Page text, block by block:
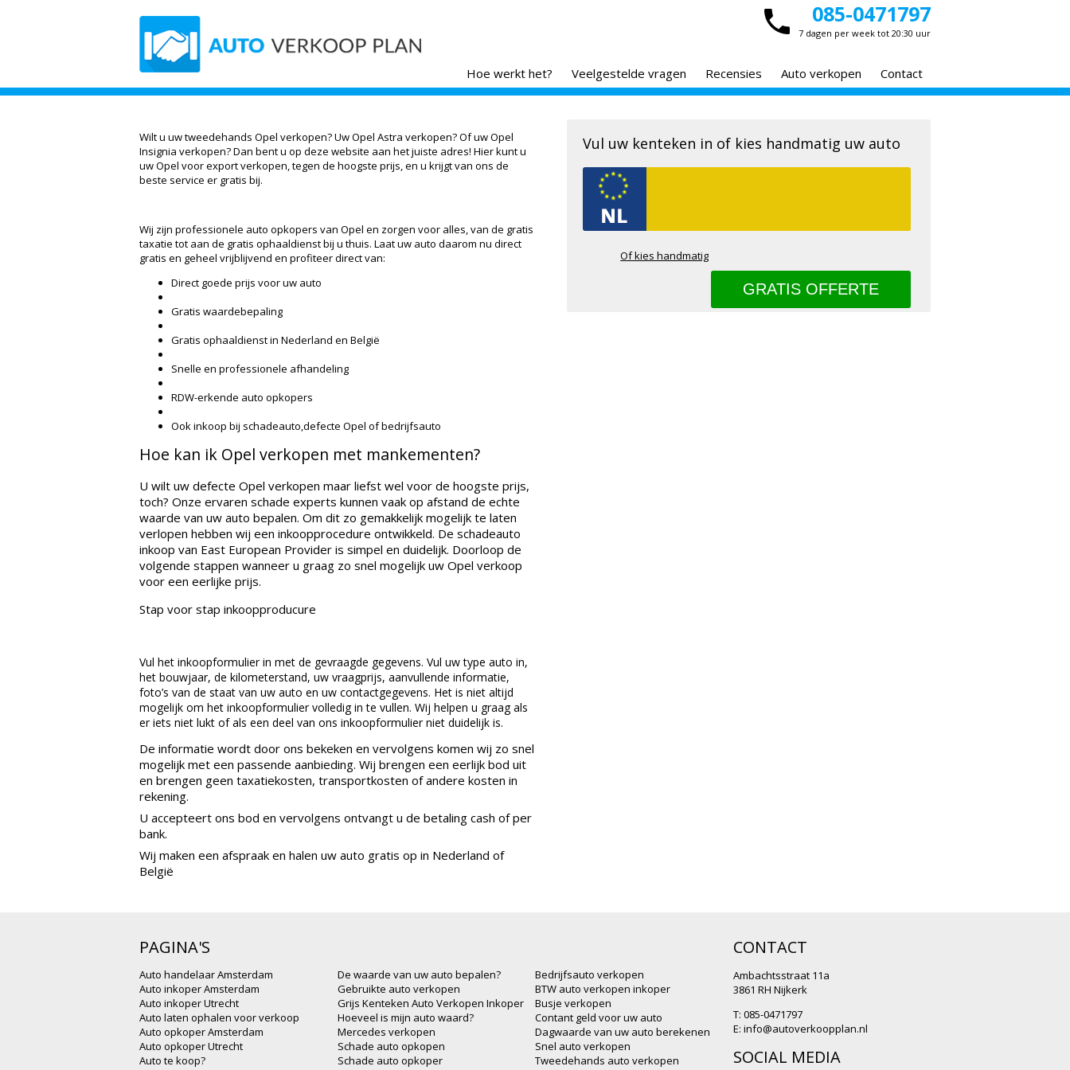
085-0471797
7 dagen per week tot 20:30 uur
Hoe werkt het? Veelgestelde vragen Recensies Auto verkopen Contact
Wilt u uw tweedehands Opel verkopen? Uw Opel Astra verkopen? Of uw Opel
Insignia verkopen? Dan bent u op deze website aan het juiste adres! Hier kunt u
uw Opel voor export verkopen, tegen de hoogste prijs, en u krijgt van ons de
beste service er gratis bij.
Wij zijn professionele auto opkopers van Opel en zorgen voor alles, van de gratis
taxatie tot aan de gratis ophaaldienst bij u thuis. Laat uw auto daarom nu direct
gratis en geheel vrijblijvend en profiteer direct van:
Direct goede prijs voor uw auto
Gratis waardebepaling
Gratis ophaaldienst in Nederland en België
Snelle en professionele afhandeling
RDW-erkende auto opkopers
Ook inkoop bij schadeauto,defecte Opel of bedrijfsauto
Hoe kan ik Opel verkopen met mankementen?
U wilt uw defecte Opel verkopen maar liefst wel voor de hoogste prijs,
toch? Onze ervaren schade experts kunnen vaak op afstand de echte
waarde van uw auto bepalen. Om dit zo gemakkelijk mogelijk te laten
verlopen hebben wij een inkoopprocedure ontwikkeld. De schadeauto
inkoop van East European Provider is simpel en duidelijk. Doorloop de
volgende stappen wanneer u graag zo snel mogelijk uw Opel verkoop
voor een eerlijke prijs.
Stap voor stap inkoopproducure
Vul het inkoopformulier in met de gevraagde gegevens. Vul uw type auto in,
het bouwjaar, de kilometerstand, uw vraagprijs, aanvullende informatie,
foto’s van de staat van uw auto en uw contactgegevens. Het is niet altijd
mogelijk om het inkoopformulier volledig in te vullen. Wij helpen u graag als
er iets niet lukt of als een deel van ons inkoopformulier niet duidelijk is.
De informatie wordt door ons bekeken en vervolgens komen wij zo snel
mogelijk met een passende aanbieding. Wij brengen een eerlijk bod uit
en brengen geen taxatiekosten, transportkosten of andere kosten in
rekening.
U accepteert ons bod en vervolgens ontvangt u de betaling cash of per
bank.
Wij maken een afspraak en halen uw auto gratis op in Nederland of
België
Vul uw kenteken in of kies handmatig uw auto
Of kies handmatig
PAGINA'S
Auto handelaar Amsterdam
Auto inkoper Amsterdam
Auto inkoper Utrecht
Auto laten ophalen voor verkoop
Auto opkoper Amsterdam
Auto opkoper Utrecht
Auto te koop?
De waarde van uw auto bepalen?
Gebruikte auto verkopen
Grijs Kenteken Auto Verkopen Inkoper
Hoeveel is mijn auto waard?
Mercedes verkopen
Schade auto opkopen
Schade auto opkoper
Bedrijfsauto verkopen
BTW auto verkopen inkoper
Busje verkopen
Contant geld voor uw auto
Dagwaarde van uw auto berekenen
Snel auto verkopen
Tweedehands auto verkopen
CONTACT
Ambachtsstraat 11a
3861 RH Nijkerk
T: 085-0471797
E: info@autoverkoopplan.nl
SOCIAL MEDIA